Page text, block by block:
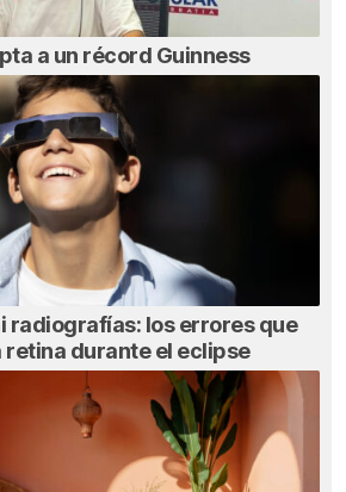
a un récord Guinness
radiografías: los errores que
retina durante el eclipse